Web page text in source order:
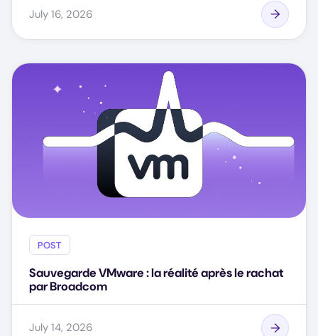
July 16, 2026
POST
Sauvegarde VMware : la réalité après le rachat
par Broadcom
July 14, 2026